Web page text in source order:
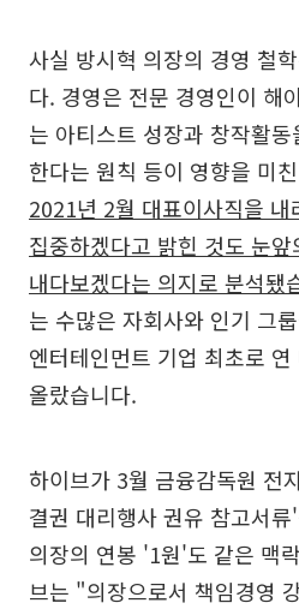
사실 방시혁 의장의 경영 철
다. 경영은 전문 경영인이 해
는 아티스트 성장과 창작활
한다는 원칙 등이 영향을 미
2021년 2월 대표이사직을 내
집중하겠다고 밝힌 것도 눈
내다보겠다는 의지로 분석됐
는 수많은 자회사와 인기 그
엔터테인먼트 기업 최초로
올랐습니다.
하이브가 3월 금융감독원 전
결권 대리행사 권유 참고서
의장의 연봉 '1원'도 같은 맥
브는 "의장으로서 책임경영